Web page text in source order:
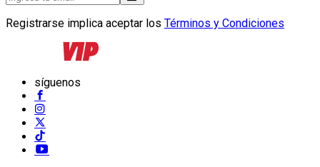
Registrarse implica aceptar los Términos y Condiciones
síguenos